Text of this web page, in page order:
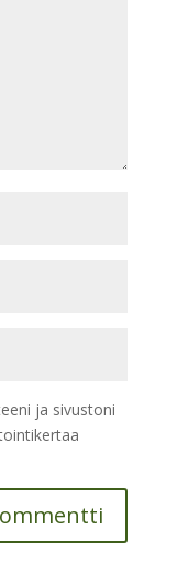
ja sivustoni